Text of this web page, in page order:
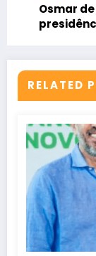
Osmar
RELATED